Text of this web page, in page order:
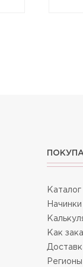
Начинки
Как